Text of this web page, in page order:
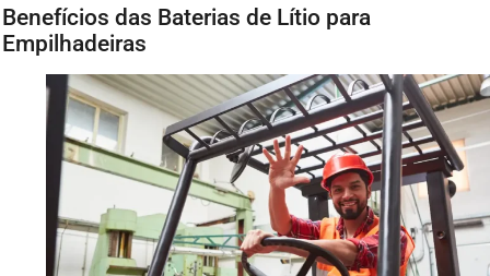
Benefícios das Baterias de Lítio para
Empilhadeiras